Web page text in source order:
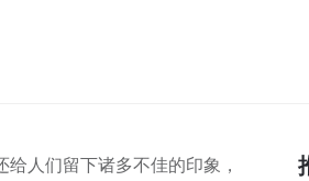
人们留下诸多不佳的印象，